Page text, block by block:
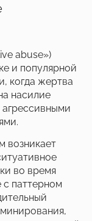
abuse»)
и популярной
когда жертва
насилие
возникает
во время
с паттерном